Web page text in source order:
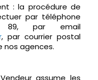
: la procédure de
par téléphone
par email
, par courrier postal
nos agences.
assume les